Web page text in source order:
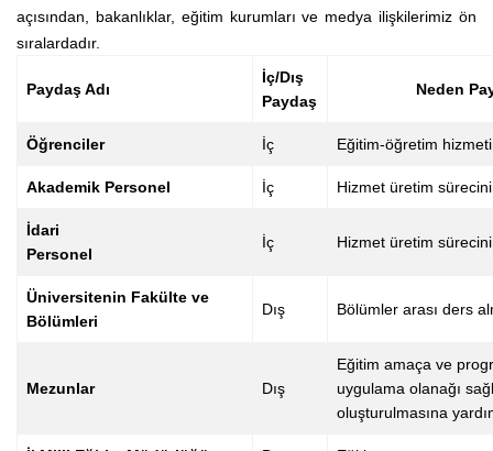
açısından, bakanlıklar, eğitim kurumları ve medya ilişkilerimiz ön
sıralardadır.
Paydaş Adı
İç/Dış
Paydaş
Neden
Öğrenciler İç Eğitim-öğretim
Akademik Personel İç Hizmet üretim
İdari
Personel
İç Hizmet üretim
Üniversitenin Fakülte ve
Bölümleri
Dış Bölümler arası ders
Mezunlar Dış
Eğitim amaça ve
uygulama olanağı
oluşturulmasına